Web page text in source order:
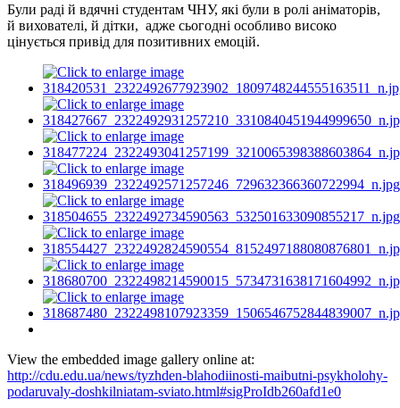
Були раді й вдячні студентам ЧНУ, які були в ролі аніматорів,
й вихователі, й дітки, адже сьогодні особливо високо
цінується привід для позитивних емоцій.
View the embedded image gallery online at:
http://cdu.edu.ua/news/tyzhden-blahodiinosti-maibutni-psykholohy-
podaruvaly-doshkilniatam-sviato.html#sigProIdb260afd1e0